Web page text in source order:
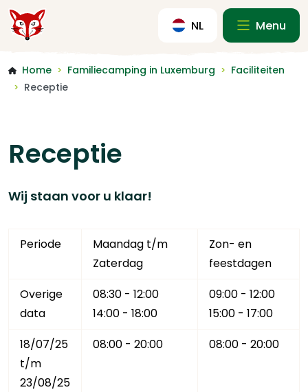
NL Menu
Home > Familiecamping in Luxemburg > Faciliteiten
> Receptie
Receptie
Wij staan voor u klaar!
Periode
Maandag t/m
Zaterdag
Zon- en
feestdagen
Overige
data
08:30 - 12:00
14:00 - 18:00
09:00 - 12:00
15:00 - 17:00
18/07/25
t/m
23/08/25
08:00 - 20:00 08:00 - 20:00